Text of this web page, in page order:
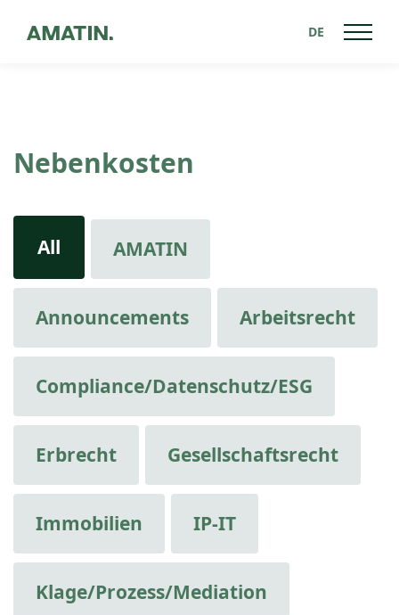
DE
Nebenkosten
All AMATIN
Announcements Arbeitsrecht
Compliance/Datenschutz/ESG
Erbrecht Gesellschaftsrecht
Immobilien IP-IT
Klage/Prozess/Mediation